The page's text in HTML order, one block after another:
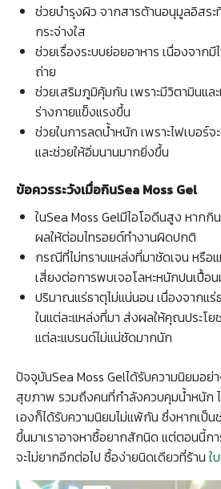
ช่วยบำรุงผิว จากสารต้านอนุมูลอิสระ
กระจ่างใส
ช่วยเรื่องระบบย่อยอาหาร เนื่องจาก
ถ่าย
ช่วยเสริมภูมิคุ้มกัน เพราะมีวิตามินแล
ร่างกายแข็งแรงขึ้น
ช่วยในการลดน้ำหนัก เพราะไฟเบอร์
และช่วยให้อิ่มนานมากยิ่งขึ้น
ข้อควรระวังเมื่อกินSea Moss Gel
ในSea Moss Gelมีไอโอดีนสูง หากกิ
ผลให้ต่อมไทรอยด์ทำงานผิดปกติ
กรณีที่ไม่ทราบแหล่งที่มาชัดเจน หรือ
เสี่ยงต่อการพบเจอโลหะหนักปนเปื้
ปริมาณแร่ธาตุไม่แน่นอน เนื่องจากแ
ในแต่ละแหล่งที่มา ส่งผลให้คุณประโ
แต่ละแบรนด์ไม่แน่ชัดมากนัก
ปัจจุบันSea Moss Gelได้รับความนิยมอ
สุขภาพ รวมถึงคนที่กำลังควบคุมน้ำหนัก ไ
เองก็ได้รับความนิยมไม่แพ้กัน ซึ่งหากเป็
ขึ้นมาเราอาจหาซื้อยากสักนิด แต่ตอนนี้ก
จะไม่ยากอีกต่อไป ซื้อง่ายนิดเดียวที่ร้าน ใ